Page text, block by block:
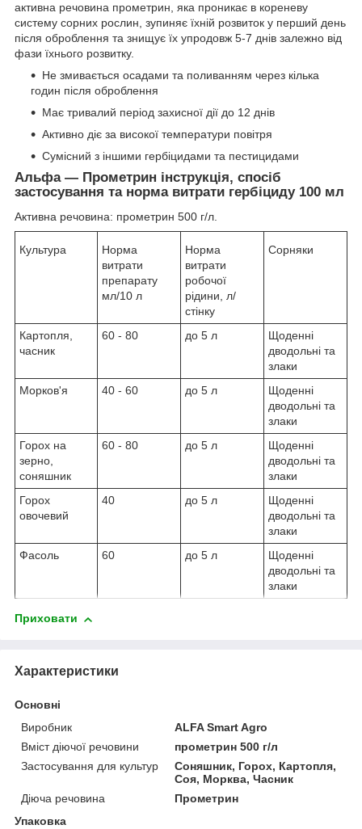
активна речовина прометрин, яка проникає в кореневу
систему сорних рослин, зупиняє їхній розвиток у перший день
після оброблення та знищує їх упродовж 5-7 днів залежно від
фази їхнього розвитку.
Не змивається осадами та поливанням через кілька
годин після оброблення
Має тривалий період захисної дії до 12 днів
Активно діє за високої температури повітря
Сумісний з іншими гербіцидами та пестицидами
Альфа — Прометрин інструкція, спосіб
застосування та норма витрати гербіциду 100 мл
Активна речовина: прометрин 500 г/л.
Культуpa
Норма
витрати
препарату
мл/10 л
Норма
витрати
робочої
рідини, л/
стінку
Сорняки
Картопля,
часник
60 - 80 до 5 л
Щоденні
дводольні та
злаки
Mopкoв'я
40 - 60 до 5 л
Щоденні
дводольні та
злаки
Горох на
зерно,
соняшник
60 - 80 до 5 л
Щоденні
дводольні та
злаки
Горох
овочевий
40 до 5 л
Щоденні
дводольні та
злаки
Фасоль
60 до 5 л
Щоденні
дводольні та
злаки
Приховати
Характеристики
Основні
Виробник
ALFA Smart Agro
Вміст діючої речовини
прометрин 500 г/л
Застосування для культур
Соняшник, Горох, Картопля,
Соя, Морква, Часник
Діюча речовина
Прометрин
Упаковка